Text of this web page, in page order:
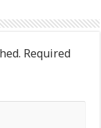
Required